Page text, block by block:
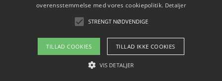
Om / kontakt
Blog Betingelser
overensstemmelse med vores cookiepolitik. Detaljer
STRENGT NØDVENDIGE
TILLAD COOKIES TILLAD IKKE COOKIES
VIS DETALJER